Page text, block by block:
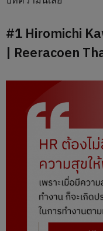
#1 Hiromichi
| Reeracoen